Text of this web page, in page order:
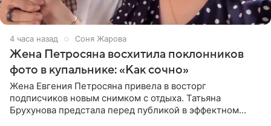
4 часа назад Соня Жарова
Жена Петросяна восхитила поклонников
фото в купальнике: «Как сочно»
Жена Евгения Петросяна привела в восторг
подписчиков новым снимком с отдыха. Татьяна
Брухунова предстала перед публикой в эффектном